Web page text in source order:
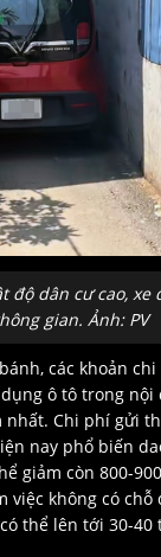
độ dân cư cao, xe
gian. Ảnh: PV
các khoản
ô tô trong nội
Chi phí gửi
nay phổ biến
giảm còn 800-
việc không có
thể lên tới 30-40